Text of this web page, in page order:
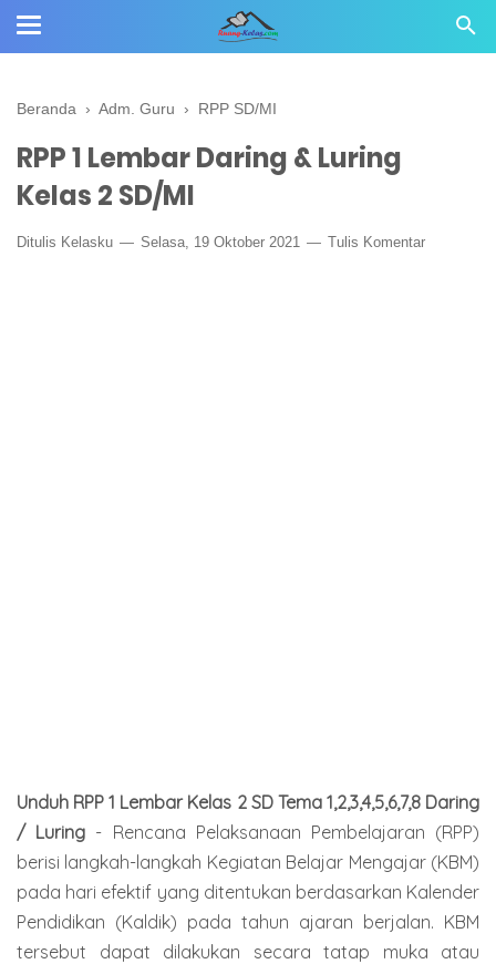
Beranda › Adm. Guru › RPP SD/MI
RPP 1 Lembar Daring & Luring
Kelas 2 SD/MI
Ditulis Kelasku Selasa, 19 Oktober 2021 Tulis Komentar
Unduh RPP 1 Lembar Kelas 2 SD Tema 1,2,3,4,5,6,7,8 Daring
/ Luring - Rencana Pelaksanaan Pembelajaran (RPP)
berisi langkah-langkah Kegiatan Belajar Mengajar (KBM)
pada hari efektif yang ditentukan berdasarkan Kalender
Pendidikan (Kaldik) pada tahun ajaran berjalan. KBM
tersebut dapat dilakukan secara tatap muka atau